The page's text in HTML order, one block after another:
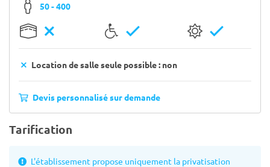
50 - 400
Location de salle seule possible : non
Devis personnalisé sur demande
Tarification
L'établissement propose uniquement la privatisation